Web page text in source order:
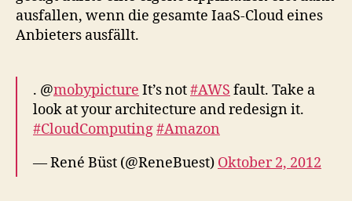
ausfallen, wenn die gesamte IaaS-Cloud eines
Anbieters ausfällt.
. @mobypicture It’s not#AWS fault. Take a
look at your architecture and redesign it.
#CloudComputing#Amazon
— René Büst (@ReneBuest) Oktober 2, 2012